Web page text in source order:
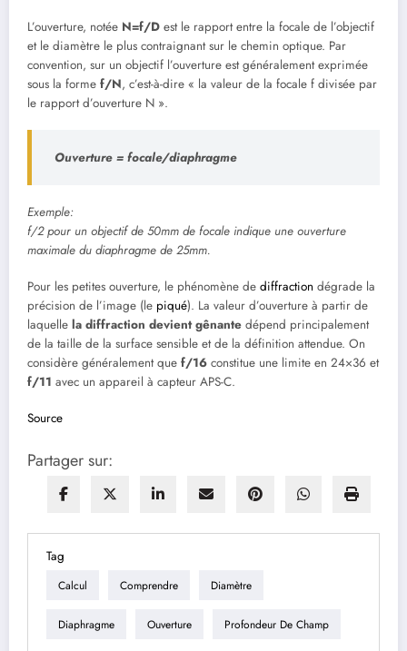
L’ouverture, notée N=f/D est le rapport entre la focale de l’objectif
et le diamètre le plus contraignant sur le chemin optique. Par
convention, sur un objectif l’ouverture est généralement exprimée
sous la forme f/N, c’est-à-dire « la valeur de la focale f divisée par
le rapport d’ouverture N ».
Ouverture = focale/diaphragme
Exemple:
f/2 pour un objectif de 50mm de focale indique une ouverture
maximale du diaphragme de 25mm.
Pour les petites ouverture, le phénomène de diffraction dégrade la
précision de l’image (le piqué). La valeur d’ouverture à partir de
laquelle la diffraction devient gênante dépend principalement
de la taille de la surface sensible et de la définition attendue. On
considère généralement que f/16 constitue une limite en 24×36 et
f/11 avec un appareil à capteur APS-C.
Source
Partager sur:
Tag
Calcul Comprendre Diamètre
Diaphragme Ouverture Profondeur De Champ